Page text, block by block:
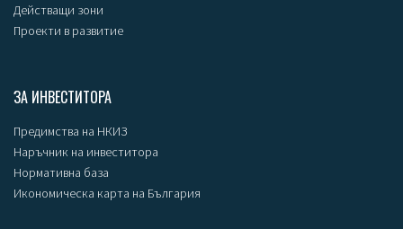
Действащи зони
Проекти в развитие
ЗА ИНВЕСТИТОРА
Предимства на НКИЗ
Наръчник на инвеститора
Нормативна база
Икономическа карта на България